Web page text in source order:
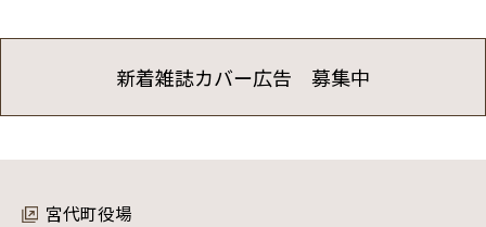
新着雑誌カバー広告 募集中
宮代町役場